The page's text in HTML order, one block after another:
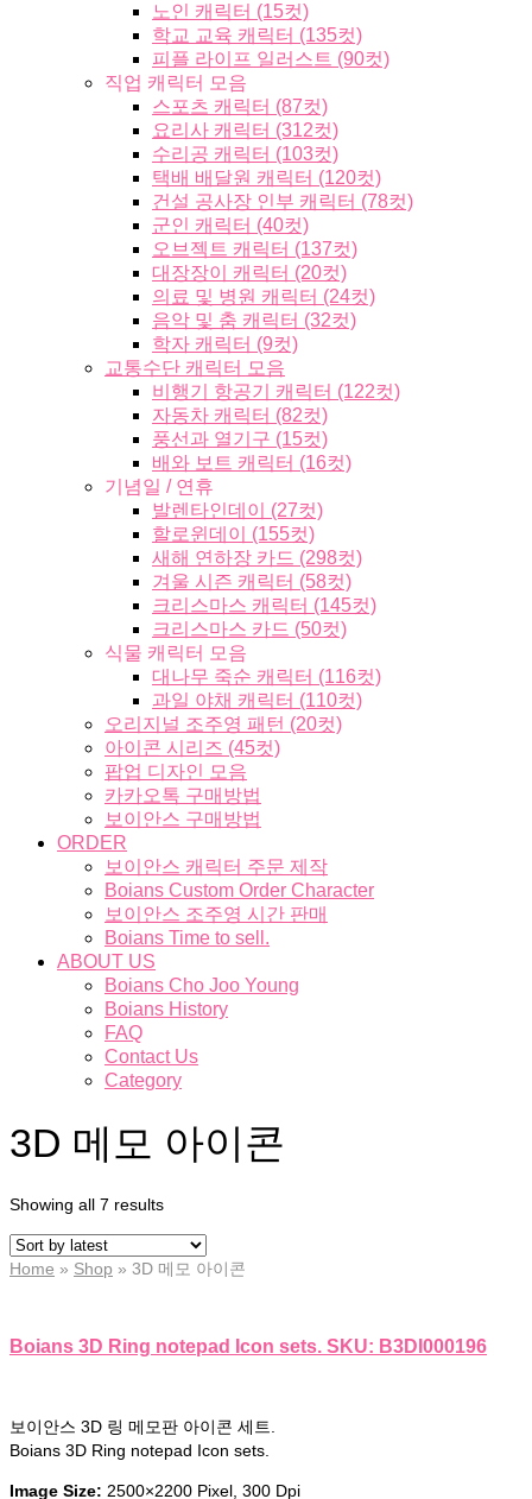
노인 캐릭터 (15컷)
학교 교육 캐릭터 (135컷)
피플 라이프 일러스트 (90컷)
직업 캐릭터 모음
스포츠 캐릭터 (87컷)
요리사 캐릭터 (312컷)
수리공 캐릭터 (103컷)
택배 배달원 캐릭터 (120컷)
건설 공사장 인부 캐릭터 (78컷)
군인 캐릭터 (40컷)
오브젝트 캐릭터 (137컷)
대장장이 캐릭터 (20컷)
의료 및 병원 캐릭터 (24컷)
음악 및 춤 캐릭터 (32컷)
학자 캐릭터 (9컷)
교통수단 캐릭터 모음
비행기 항공기 캐릭터 (122컷)
자동차 캐릭터 (82컷)
풍선과 열기구 (15컷)
배와 보트 캐릭터 (16컷)
기념일 / 연휴
발렌타인데이 (27컷)
할로윈데이 (155컷)
새해 연하장 카드 (298컷)
겨울 시즌 캐릭터 (58컷)
크리스마스 캐릭터 (145컷)
크리스마스 카드 (50컷)
식물 캐릭터 모음
대나무 죽순 캐릭터 (116컷)
과일 야채 캐릭터 (110컷)
오리지널 조주영 패턴 (20컷)
아이콘 시리즈 (45컷)
팝업 디자인 모음
카카오톡 구매방법
보이안스 구매방법
ORDER
보이안스 캐릭터 주문 제작
Boians Custom Order Character
보이안스 조주영 시간 판매
Boians Time to sell.
ABOUT US
Boians Cho Joo Young
Boians History
FAQ
Contact Us
Category
3D 메모 아이콘
Showing all 7 results
Home » Shop » 3D 메모 아이콘
Boians 3D Ring notepad Icon sets. SKU: B3DI000196
보이안스 3D 링 메모판 아이콘 세트.
Boians 3D Ring notepad Icon sets.
Image Size: 2500×2200 Pixel, 300 Dpi